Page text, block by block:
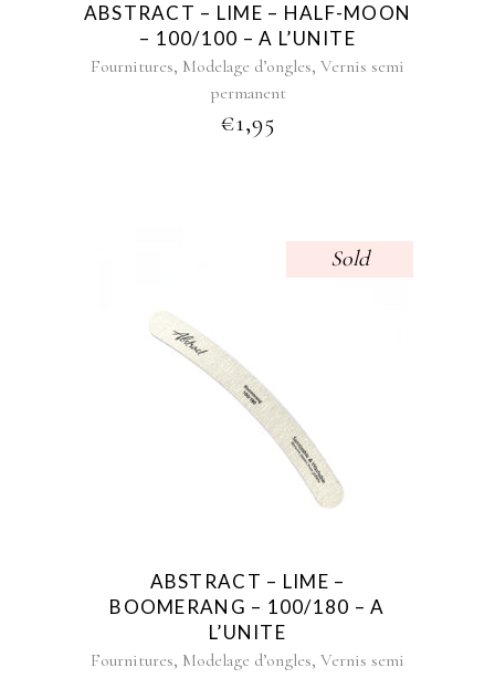
ABSTRACT – LIME – HALF-MOON
– 100/100 – A L’UNITE
Fournitures, Modelage d’ongles, Vernis semi
permanent
€1,95
Sold
ABSTRACT – LIME –
BOOMERANG – 100/180 – A
L’UNITE
Fournitures, Modelage d’ongles, Vernis semi